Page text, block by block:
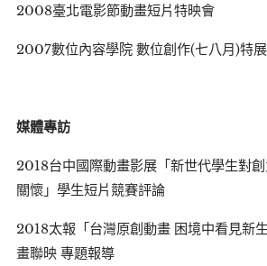
2008臺北電影節動畫短片特映會
2007數位內容學院 數位創作(七八月)特展
媒體專訪
2018台中國際動畫影展「新世代學生對
關懷」學生短片競賽評論
2018太報「台灣原創動畫 困境中看見新
畫聯映 專題報導